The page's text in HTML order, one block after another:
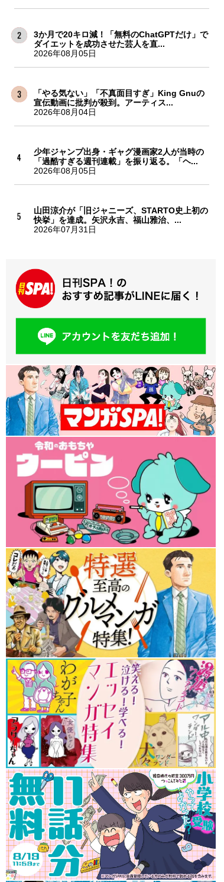
3か月で20キロ減！「無料のChatGPTだけ」で
ダイエットを成功させた芸人を直...
2026年08月05日
「やる気ない」「不真面目すぎ」King Gnuの
宣伝動画に批判が殺到。アーティス...
2026年08月04日
少年ジャンプ出身・ギャグ漫画家2人が当時の
「過酷すぎる週刊連載」を振り返る。「ヘ...
2026年08月05日
山田涼介が「旧ジャニーズ、STARTO史上初の
快挙」を達成。矢沢永吉、福山雅治、...
2026年07月31日